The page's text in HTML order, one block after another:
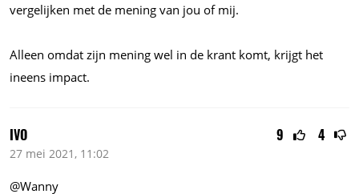
vergelijken met de mening van jou of mij.
Alleen omdat zijn mening wel in de krant komt, krijgt het
ineens impact.
9 4
IVO
27 mei 2021, 11:02
@Wanny